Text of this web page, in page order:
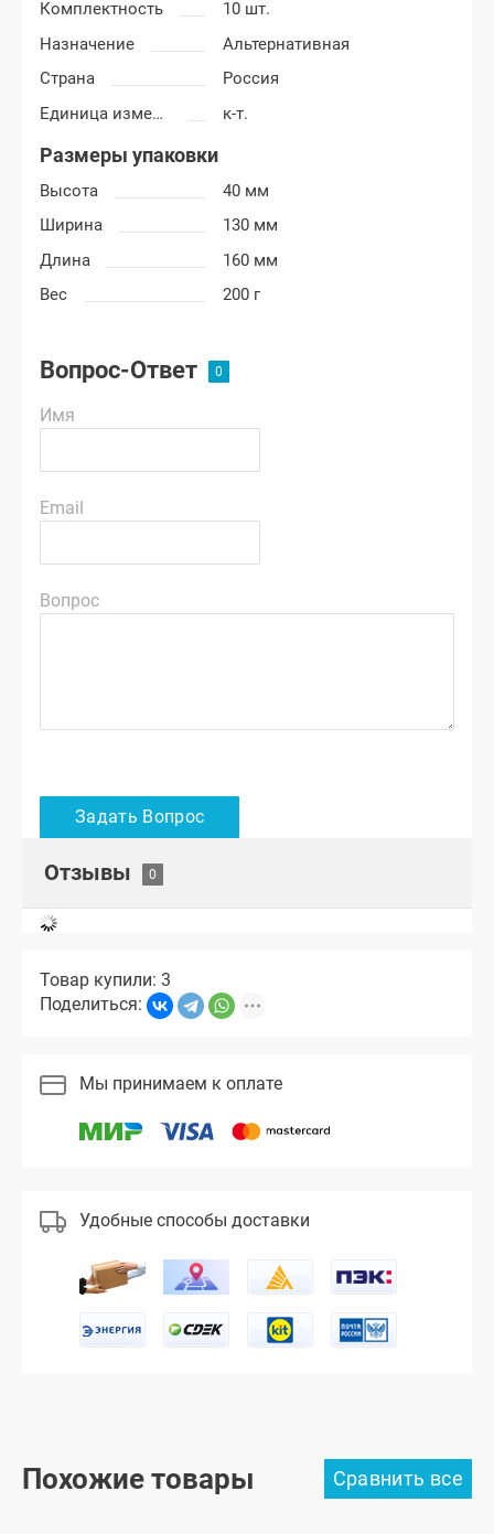
Комплектность
10 шт.
Назначение
Альтернативная
Страна
Россия
Единица измерения
к-т.
Размеры упаковки
Высота
40 мм
Ширина
130 мм
Длина
160 мм
Вес
200 г
Вопрос-Ответ
Имя
Email
Вопрос
Отзывы
Товар купили: 3
Поделиться:
Мы принимаем к оплате
Удобные способы доставки
Похожие товары